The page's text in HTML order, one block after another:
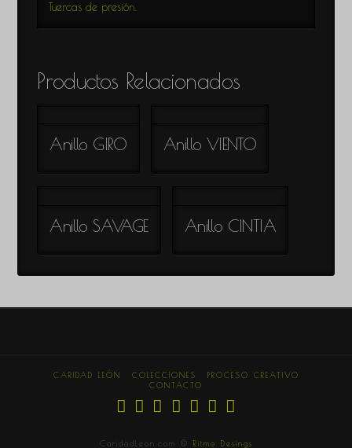
Tuercas de presión.
Productos Relacionados
Anillo GIRO Anillo VIENTO
Anillo SAVAGE Anillo CINTIA
CARIDAD LEÓN COLECCIONES
PROCESO CREATIVO
CONTACTO
CaridadLeon.com © Ritmo Desings